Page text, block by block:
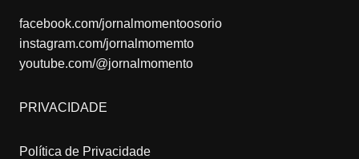
facebook.com/jornalmomentoosorio
instagram.com/jornalmomemto
youtube.com/@jornalmomento
PRIVACIDADE
Política de Privacidade